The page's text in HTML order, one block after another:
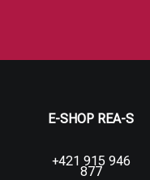
E-SHOP REA-S
+421 915 946
877